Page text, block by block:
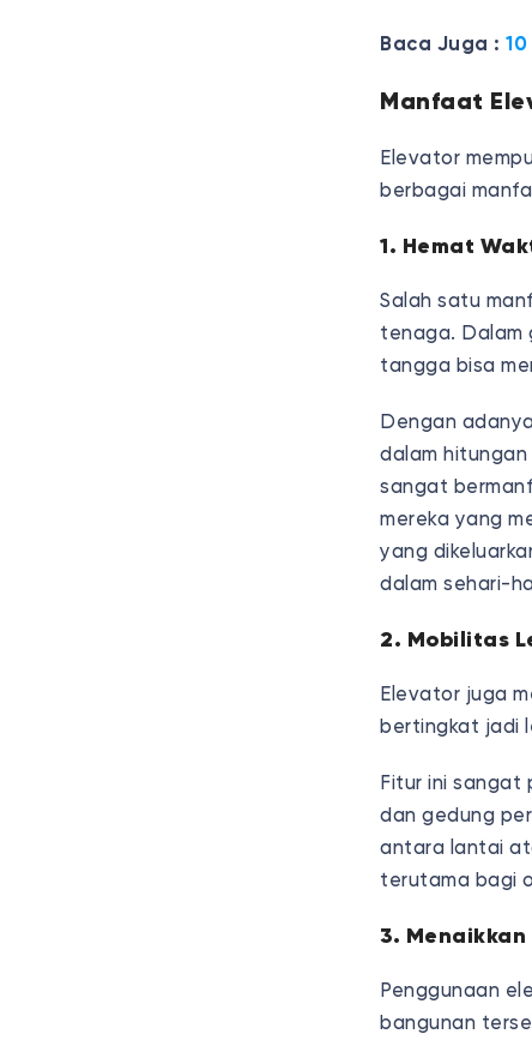
Baca Juga :
Manfaat
Elevator
berbagai
1. Hemat
Salah satu
tenaga. Dalam
tangga bisa
Dengan
dalam
sangat
mereka yang
yang
dalam sehari-
2. Mobilitas
Elevator juga
bertingkat jadi
Fitur ini sangat
dan gedung
antara lantai
terutama bagi
3.
Penggunaan
bangunan